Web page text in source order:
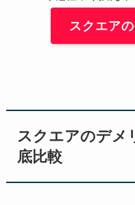
スクエア
スクエアのデメ
底比較